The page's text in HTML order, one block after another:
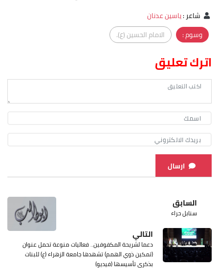
شاعر:ياسين عدنان
وسوم :
الامام الحسين (ع).
اترك تعليق
ارسال
السابق
سنابل حراء
التالي
دعما لشريحة المكفوفين.. فعاليات منوعة تحمل عنوان
(تمكين ذوي الهمم) تشهدها جامعة الزهراء (ع) للبنات
بذكرى تأسيسها (فيديو)